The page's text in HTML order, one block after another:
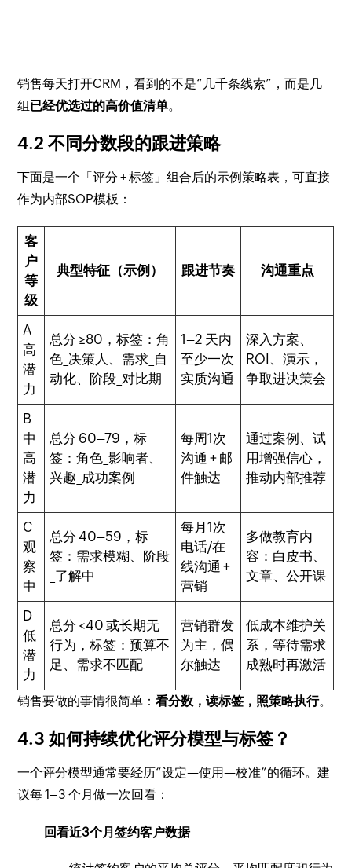
销售每天打开CRM，看到的不是“几千条线索”，而是几
组已经优选过的高价值清单。
4.2 不同分数段的跟进策略
下面是一个「评分 + 标签」组合后的示例策略表，可直接
作为内部SOP模板：
客
户
等
级
典型特征（示例） 跟进节奏 沟通重点
A
高
潜
力
总分 ≥80，标签：角
色_决策人、需求_自
动化、阶段_对比期
1–2 天内
至少一次
实质沟通
深入方案、
ROI、演示，
争取进决策会
B
中
高
潜
力
总分 60–79，标
签：角色_影响者、
兴趣_成功案例
每周1次
沟通 + 邮
件触达
通过案例、试
用增强信心，
推动内部推荐
C
观
察
中
总分 40–59，标
签：需求模糊、阶段
_了解中
每月1次
电话/在
线沟通 +
营销
多做教育内
容：白皮书、
文章、公开课
D
低
潜
力
总分 <40 或长期无
行为，标签：预算不
足、需求不匹配
营销群发
为主，偶
尔触达
低成本维护关
系，等待需求
成熟时再激活
销售要做的事情很简单：看分数，读标签，照策略执行。
4.3 如何持续优化评分模型与标签？
一个评分模型通常要经历“设定—使用—校准”的循环。建
议每 1–3 个月做一次回看：
回看近3个月签约客户数据